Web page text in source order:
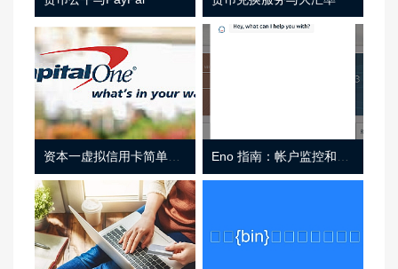
资本一虚拟信用卡简单介绍